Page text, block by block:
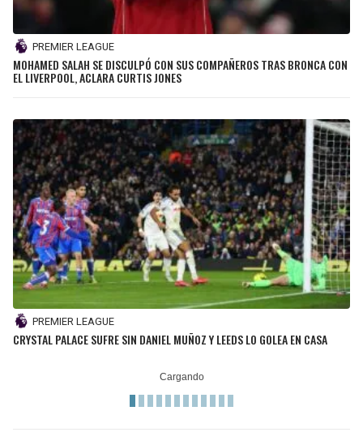
PREMIER LEAGUE
MOHAMED SALAH SE DISCULPÓ CON SUS COMPAÑEROS TRAS BRONCA CON
EL LIVERPOOL, ACLARA CURTIS JONES
PREMIER LEAGUE
CRYSTAL PALACE SUFRE SIN DANIEL MUÑOZ Y LEEDS LO GOLEA EN CASA